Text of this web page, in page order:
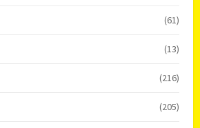
(61)
(13)
(216)
(205)